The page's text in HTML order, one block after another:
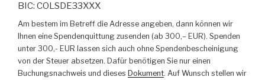
BIC: COLSDE33XXX
Am bestem im Betreff die Adresse angeben, dann können wir
Ihnen eine Spendenquittung zusenden (ab 300,– EUR). Spenden
unter 300,- EUR lassen sich auch ohne Spendenbescheinigung
von der Steuer absetzen. Dafür benötigen Sie nur einen
Buchungsnachweis und dieses Dokument. Auf Wunsch stellen wir